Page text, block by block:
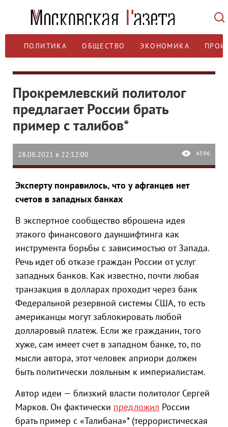
ПОЛИТИКА ОБЩЕСТВО ЭКОНОМИКА
Прокремлевский политолог
предлагает России брать
пример с талибов*
28.08.2021 в 22:12:00 4596
Эксперту понравилось, что у афганцев нет
счетов в западных банках
В экспертное сообщество вброшена идея
этакого финансового дауншифтинга как
инструмента борьбы с зависимостью от Запада.
Речь идет об отказе граждан России от услуг
западных банков. Как известно, почти любая
транзакция в долларах проходит через банк
Федеральной резервной системы США, то есть
американцы могут заблокировать любой
долларовый платеж. Если же гражданин, того
хуже, сам имеет счет в западном банке, то, по
мысли автора, этот человек априори должен
быть политически лояльным к империалистам.
Автор идеи — близкий власти политолог Сергей
Марков. Он фактически предложил России
брать пример с «Талибана»* (террористическая